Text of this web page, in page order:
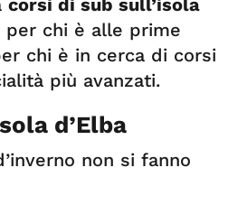
corsi di sub sull’isola
per chi è alle prime
chi è in cerca di corsi
più avanzati.
d’Elba
non si fanno